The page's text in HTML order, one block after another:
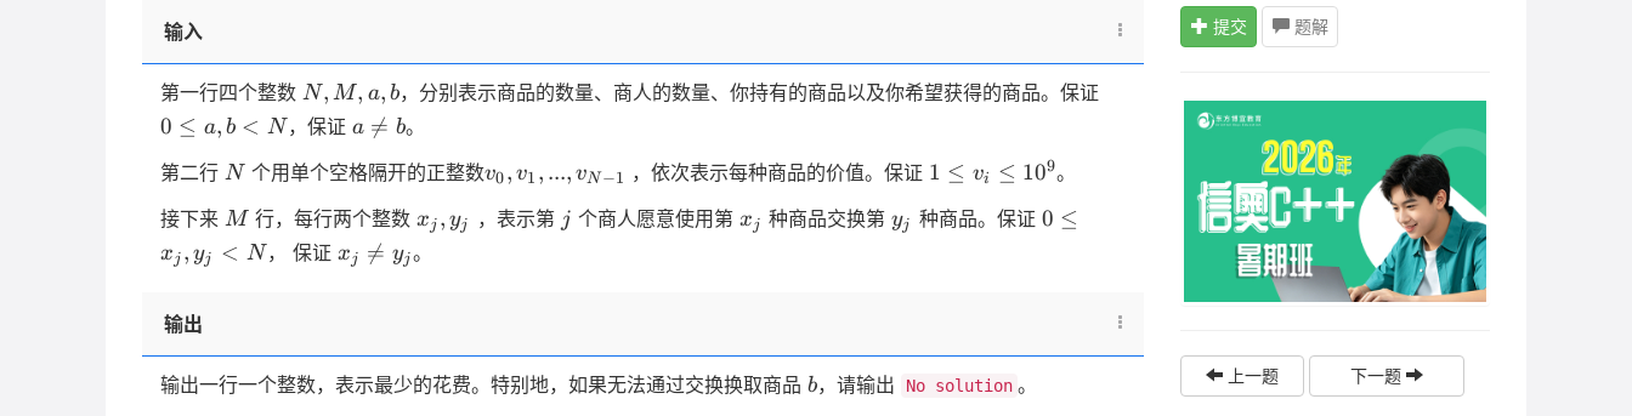
输入
第一行四个整数 N,M,a,b
N, M, a, b，分别表示商品的数量、商人的数量、你持有的商品以及你希望获得的商品。保证
0 ≤ a, b < N，保证 a
b
a 
= b。
第二行 N
N 个用单个空格隔开的正整数v_0,v_1,...,v
v0, v1 , ..., vN−1 ，依次表示每种商品的价值。保证 1
v_i
1 ≤ vi ≤ 109。
接下来 M
M 行，每行两个整数x_j,y_j
xj , yj ，表示第 j
j 个商人愿意使用第x_j
xj 种商品交换第y_j
yj 种商品。保证 0 \leq
0 ≤
xj , yj < N， 保证 x_j
xj 
= yj 。
输出
输出一行一个整数，表示最少的花费。特别地，如果无法通过交换换取商品 b
b，请输出 No solution 。
提交 题解
上一题 下一题